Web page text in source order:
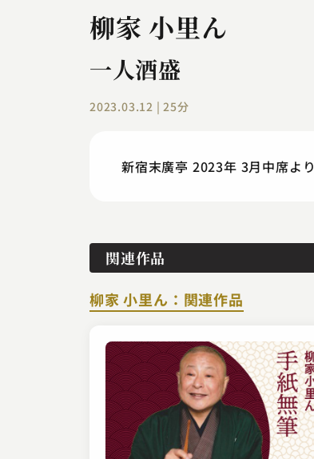
柳家 小里ん
一人酒盛
2023.03.12 | 25分
新宿末廣亭 2023年 3月中席より
関連作品
柳家 小里ん：関連作品